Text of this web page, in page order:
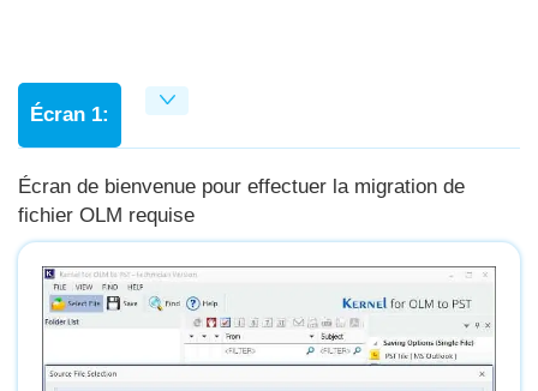
Écran 1:
Écran de bienvenue pour effectuer la migration de
fichier OLM requise